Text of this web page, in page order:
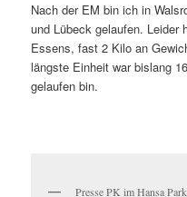
Nach der EM bin ich in
und Lübeck gelaufen. Leider
Essens, fast 2 Kilo an
längste Einheit war bislang
gelaufen bin.
Presse PK im Hansa Park